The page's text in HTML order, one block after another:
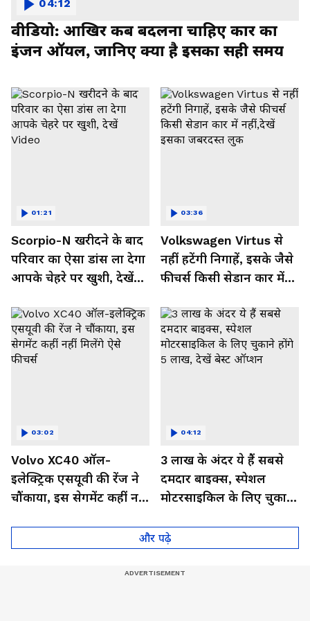
वीडियो: आखिर कब बदलना चाहिए कार का
इंजन ऑयल, जानिए क्या है इसका सही समय
04:12
Scorpio-N खरीदने के बाद
परिवार का ऐसा डांस ला देगा
आपके चेहरे पर खुशी, देखें
01:21
Volkswagen Virtus से
नहीं हटेंगी निगाहें, इसके जैसे
फीचर्स किसी सेडान कार में
03:36
Volvo XC40 ऑल-
इलेक्ट्रिक एसयूवी की रेंज ने
चौंकाया, इस सेगमेंट कहीं नहीं
03:02
3 लाख के अंदर ये हैं सबसे
दमदार बाइक्स, स्पेशल
मोटरसाइकिल के लिए चुकाने
ऑप्शन
04:12
और पढ़े